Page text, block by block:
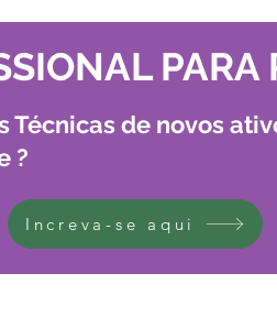
PARA
de novos
?
Increva-se aqui